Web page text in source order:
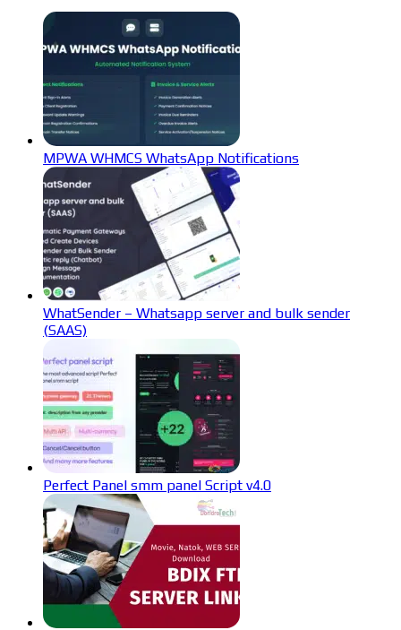
MPWA WHMCS WhatsApp Notifications
WhatSender – Whatsapp server and bulk sender
(SAAS)
Perfect Panel smm panel Script v4.0